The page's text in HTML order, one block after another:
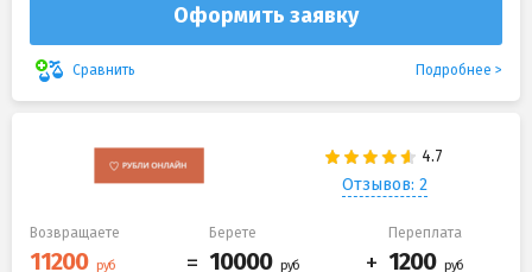
Оформить заявку
Сравнить Подробнее
Отзывов: 2
Возвращаете Берете Переплата